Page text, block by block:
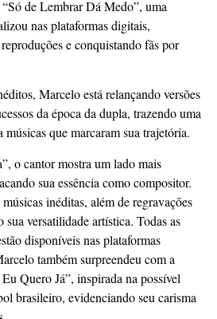
de Lembrar Dá Medo”, uma
nas plataformas digitais,
e conquistando fãs por
Marcelo está relançando versões
da época da dupla, trazendo uma
que marcaram sua trajetória.
o cantor mostra um lado mais
sua essência como compositor.
inéditas, além de regravações
sua versatilidade artística. Todas as
disponíveis nas plataformas
também surpreendeu com a
Quero Já”, inspirada na possível
brasileiro, evidenciando seu carisma